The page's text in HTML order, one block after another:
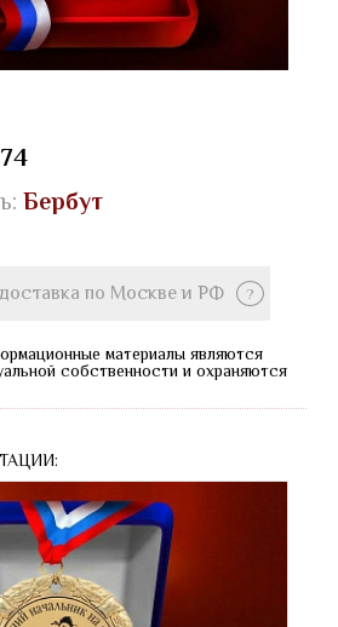
Бербут
по Москве и РФ ?
материалы являются
собственности и охраняются